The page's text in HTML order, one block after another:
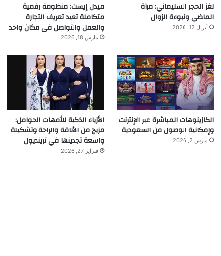
لغز الحجر السليماني: مرآة
الماضي ونبوءة الزوال
أبريل 12, 2026
ميدل إيست: منظومة رقمية
متكاملة تعيد تعريف التجارة
والعمل والتواصل في مكان واحد
مارس 18, 2026
الكازينوهات المباشرة عبر الإنترنت
وإمكانية الوصول من السعودية
مارس 2, 2026
الأزياء الذكية للأمهات الحوامل:
مزيج من الأناقة والراحة وتشكيلة
واسعة تجدينها في ترينديول
فبراير 27, 2026